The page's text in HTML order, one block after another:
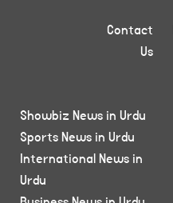
Contact
Us
Showbiz News in Urdu
Sports News in Urdu
International News in
Urdu